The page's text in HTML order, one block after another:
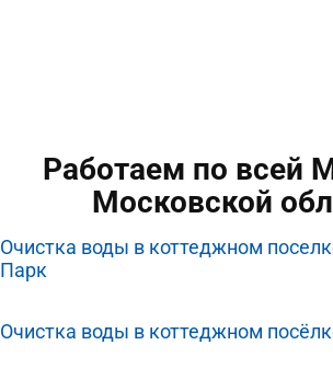
Работаем по всей
Московской
Очистка воды в коттеджном
Парк
Очистка воды в коттеджном